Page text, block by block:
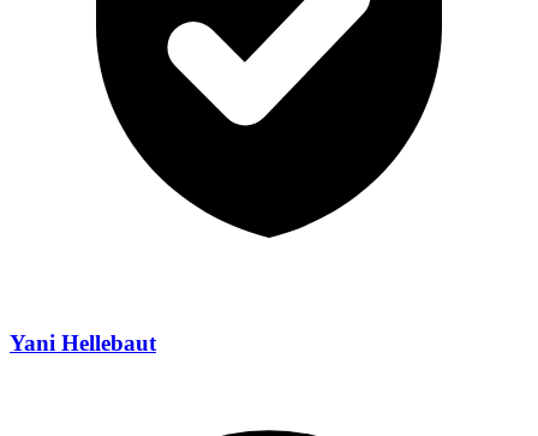
Yani Hellebaut